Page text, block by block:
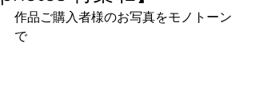
作品ご購入者様のお写真をモノトーン
で